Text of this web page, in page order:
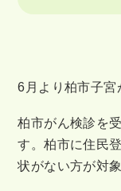
6月より柏市子宮
柏市がん検診を
す。柏市に住民
状がない方が対象